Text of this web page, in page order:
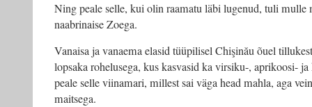
Ning peale selle, kui olin raamatu läbi lugenud, tuli mulle
naabrinaise Zoega.
Vanaisa ja vanaema elasid tüüpilisel Chişinău õuel
lopsaka rohelusega, kus kasvasid ka virsiku-, aprikoosi-
peale selle viinamari, millest sai väga head mahla, aga
maitsega.